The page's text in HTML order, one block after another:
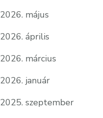
2026. május
2026. április
2026. március
2026. január
2025. szeptember